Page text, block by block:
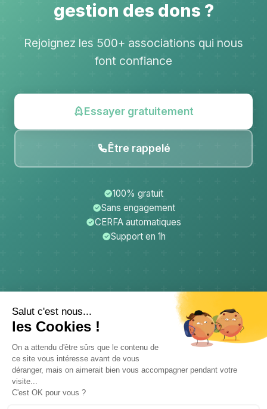
gestion des dons ?
Rejoignez les 500+ associations qui nous
font confiance
Essayer gratuitement
Être rappelé
100% gratuit
Sans engagement
CERFA automatiques
Support en 1h
CerfApp
DonateursMentions légalesConfidentialité
Support